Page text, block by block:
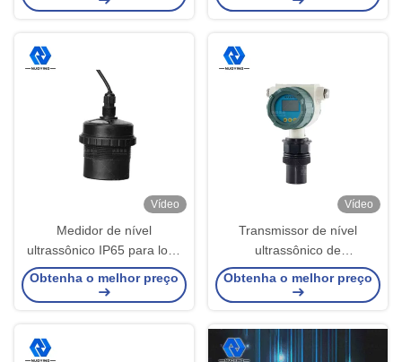
Vídeo
Medidor de nível
ultrassônico IP65 para lodo
24 VCC livre de manutenção
Obtenha o melhor preço
Vídeo
Transmissor de nível
ultrassônico de
monitoramento remoto Lake
Transmissor de nível de óleo
Obtenha o melhor preço